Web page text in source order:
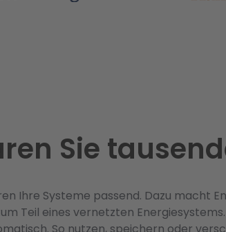
Sie
Ihre Systeme passend. Dazu macht
Teil eines vernetzten